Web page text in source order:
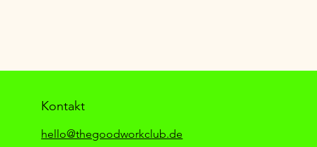
Kontakt
hello@thegoodworkclub.de